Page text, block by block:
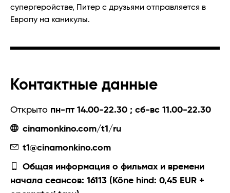
супергеройстве, Питер с друзьями отправляется в
Европу на каникулы.
Контактные данные
Открыто пн-пт 14.00-22.30 ; сб-вс 11.00-22.30
cinamonkino.com/t1/ru
t1@cinamonkino.com
Общая информация о фильмах и времени
начала сеансов: 16113 (Kõne hind: 0,45 EUR +